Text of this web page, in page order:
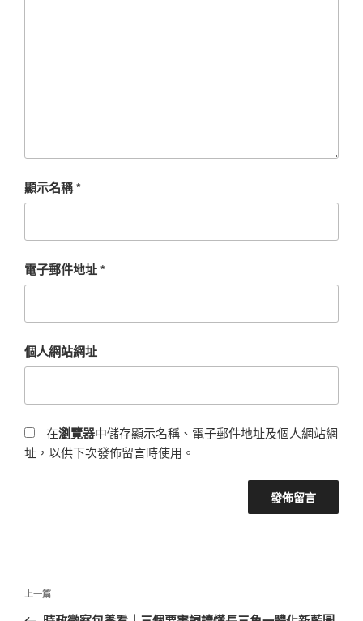
顯示名稱*
電子郵件地址*
個人網站網址
在瀏覽器中儲存顯示名稱、電子郵件地址及個人網站網
址，以供下次發佈留言時使用。
文
上
一
上一篇